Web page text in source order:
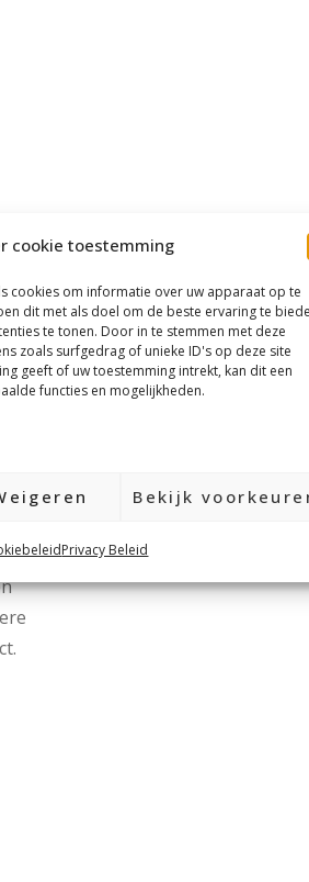
cookie toestemming
cookies om informatie over uw apparaat op te
dit met als doel om de beste ervaring te
te tonen. Door in te stemmen met deze
zoals surfgedrag of unieke ID's op deze site
geeft of uw toestemming intrekt, kan dit een
functies en mogelijkheden.
Bekijk
Privacy Beleid
de